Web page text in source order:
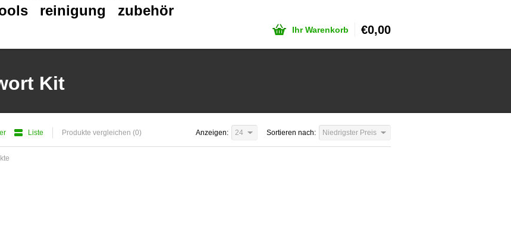
reinigung
zubehör
Ihr Warenkorb €0,00
Kit
Liste Produkte vergleichen (0) Sortieren nach: Niedrigster Preis
Anzeigen: 24